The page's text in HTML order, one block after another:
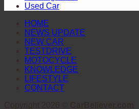
Used Car
HOME
NEWS UPDATE
NEW CAR
TESTDRIVE
MOTOCYCLE
KNOWLEDGE
LIFESTYLE
CONTACT